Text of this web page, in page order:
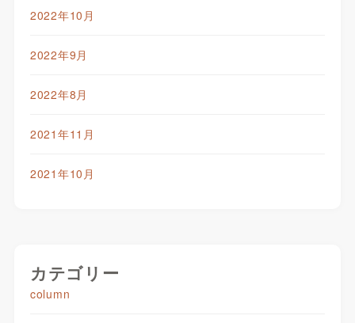
2022年10月
2022年9月
2022年8月
2021年11月
2021年10月
カテゴリー
column